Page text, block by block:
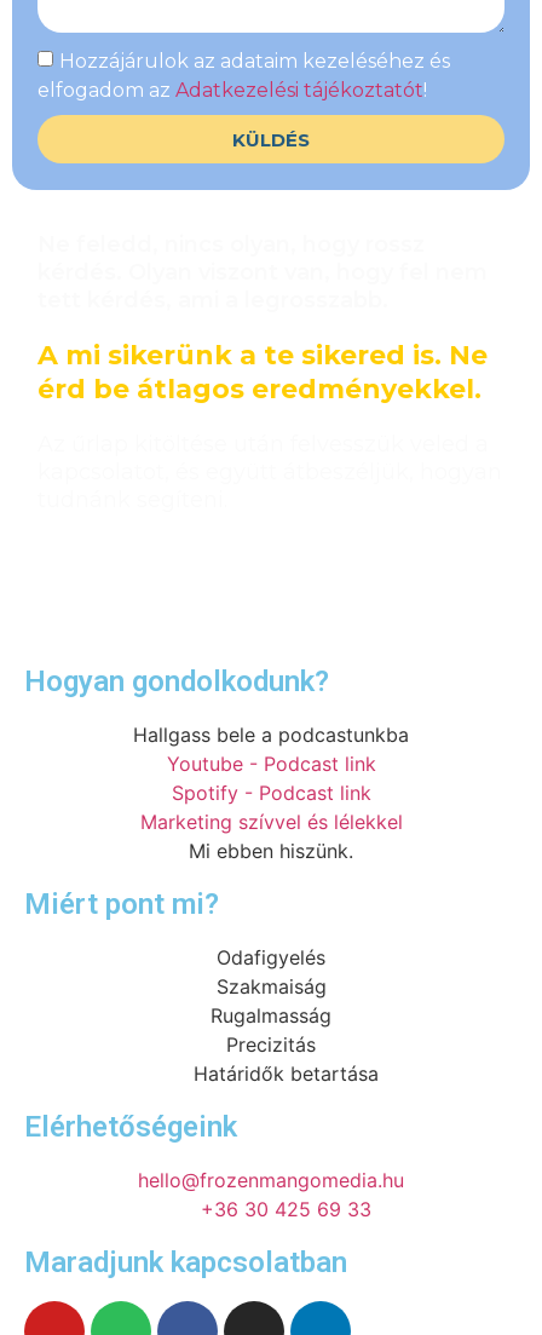
Hozzájárulok az adataim kezeléséhez és
elfogadom azAdatkezelési tájékoztatót!
KÜLDÉS
A mi sikerünk a te sikered is. Ne
érd be átlagos eredményekkel.
Hogyan gondolkodunk?
Hallgass bele a podcastunkba
Youtube - Podcast link
Spotify - Podcast link
Marketing szívvel és lélekkel
Mi ebben hiszünk.
Miért pont mi?
Odafigyelés
Szakmaiság
Rugalmasság
Precizitás
Határidők betartása
Elérhetőségeink
hello@frozenmangomedia.hu
+36 30 425 69 33
Maradjunk kapcsolatban